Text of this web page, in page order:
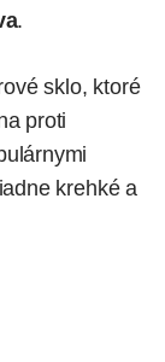
.
sklo, ktoré
proti
krehké a